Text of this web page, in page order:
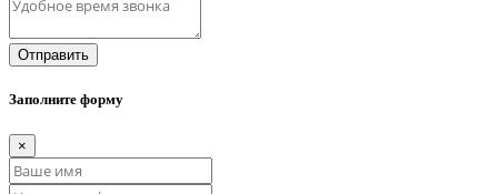
Отправить
Заполните форму
×